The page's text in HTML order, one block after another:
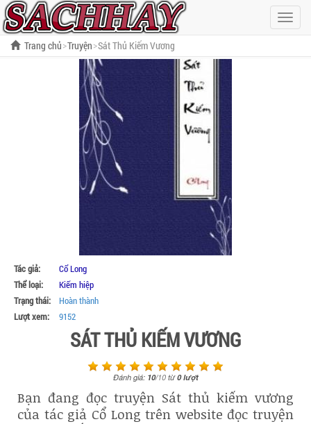
Hiện
menu
Trang chủ Truyện Sát Thủ Kiếm Vương
Tác giả:
Cổ Long
Thể loại:
Kiếm hiệp
Trạng thái:
Hoàn thành
Lượt xem:
9152
SÁT THỦ KIẾM VƯƠNG
Đánh giá: 10/10từ0lượt
Bạn đang đọc truyện Sát thủ kiếm vương
của tác giả Cổ Long trên website đọc truyện